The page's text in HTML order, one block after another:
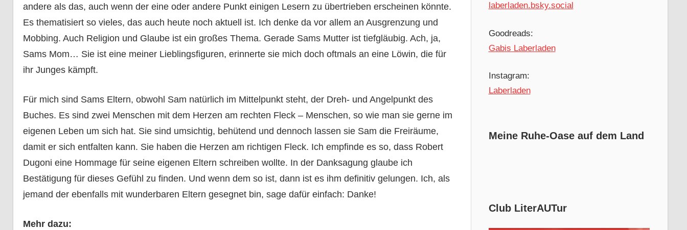
andere als das, auch wenn der eine oder andere Punkt einigen Lesern zu übertrieben erscheinen könnte.
Es thematisiert so vieles, das auch heute noch aktuell ist. Ich denke da vor allem an Ausgrenzung und
Mobbing. Auch Religion und Glaube ist ein großes Thema. Gerade Sams Mutter ist tiefgläubig. Ach, ja,
Sams Mom… Sie ist eine meiner Lieblingsfiguren, erinnerte sie mich doch oftmals an eine Löwin, die für
ihr Junges kämpft.
Für mich sind Sams Eltern, obwohl Sam natürlich im Mittelpunkt steht, der Dreh- und Angelpunkt des
Buches. Es sind zwei Menschen mit dem Herzen am rechten Fleck – Menschen, so wie man sie gerne im
eigenen Leben um sich hat. Sie sind umsichtig, behütend und dennoch lassen sie Sam die Freiräume,
damit er sich entfalten kann. Sie haben die Herzen am richtigen Fleck. Ich empfinde es so, dass Robert
Dugoni eine Hommage für seine eigenen Eltern schreiben wollte. In der Danksagung glaube ich
Bestätigung für dieses Gefühl zu finden. Und wenn dem so ist, dann ist es ihm definitiv gelungen. Ich, als
jemand der ebenfalls mit wunderbaren Eltern gesegnet bin, sage dafür einfach: Danke!
Mehr dazu:
laberladen.bsky.social
Goodreads:
Gabis Laberladen
Instagram:
Laberladen
Meine Ruhe-Oase auf dem Land
Club LiterAUTur